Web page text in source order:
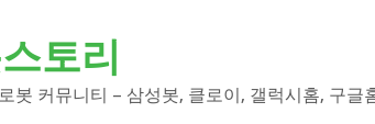
토리
봇 커뮤니티 – 삼성봇, 클로이, 갤럭시홈, 구